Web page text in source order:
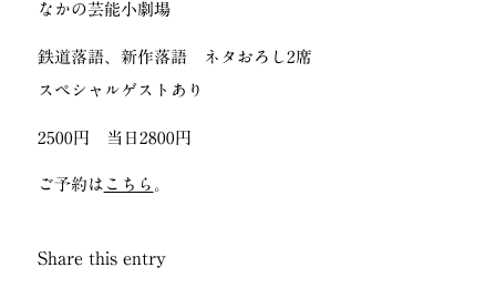
なかの芸能小劇場
鉄道落語、新作落語 ネタおろし2席
スペシャルゲストあり
2500円 当日2800円
ご予約は こちら 。
Share this entry